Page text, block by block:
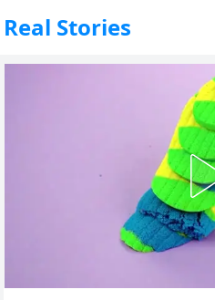
Real Stories